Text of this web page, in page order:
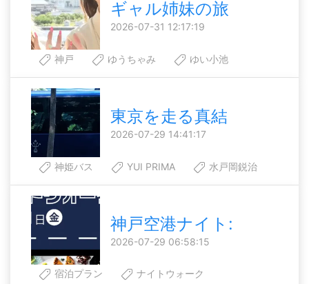
ギャル姉妹の旅
2026-07-31 12:17:19
神戸 ゆうちゃみ ゆい小池
東京を走る真結
2026-07-29 14:41:17
神姫バス YUI PRIMA 水戸岡鋭治
神戸空港ナイト:
2026-07-29 06:58:15
宿泊プラン
ナイトウォーク